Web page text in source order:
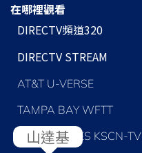
在哪裡觀看
DIRECTV頻道320
DIRECTV STREAM
AT&T U-VERSE
TAMPA BAY WFTT
LOS ANGELES KSCN-TV
山達基